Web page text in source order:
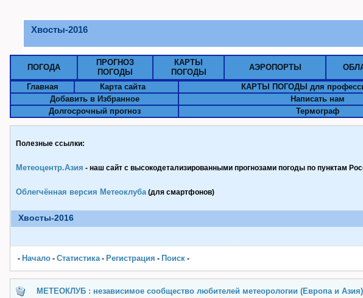
Хвосты-2016
ПОГОДА
ПРОГНОЗ
ПОГОДЫ
КАРТЫ
ПОГОДЫ
АЭРОПОРТЫ
Главная
Карта сайта КАРТЫ ПОГОДЫ для
Добавить в Избранное
Написать нам
Долгосрочный прогноз
Термограф
Полезные ссылки:
Метеоцентр.Азия - наш сайт с высокодетализированными прогнозами погоды по пунктам
Облегчённая версия Метеоклуба(для смартфонов)
Хвосты-2016
- Начало - Статистика- Pегистрация - Поиск -
МЕТЕОКЛУБ : независимое сообщество любителей метеорологии (Европа и